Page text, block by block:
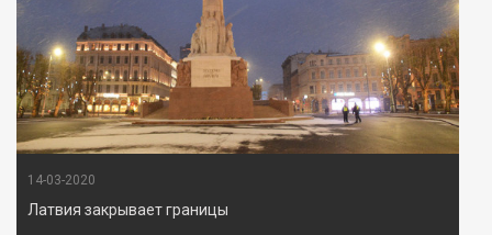
14-03-2020
Латвия закрывает границы